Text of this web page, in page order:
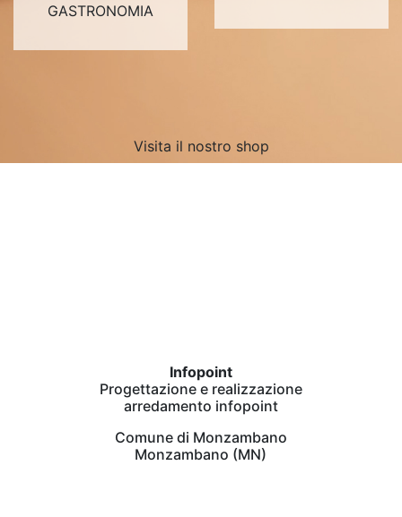
GASTRONOMIA
Visita il nostro shop
Infopoint
Progettazione e realizzazione
arredamento infopoint
Comune di Monzambano
Monzambano (MN)